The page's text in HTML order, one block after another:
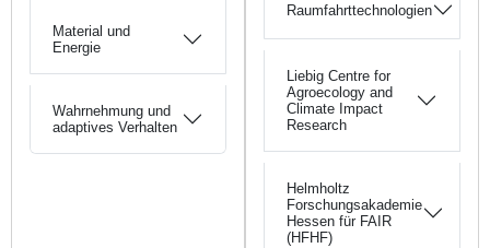
Material und
Energie
Wahrnehmung und
adaptives Verhalten
Raumfahrttechnologien
Liebig Centre for
Agroecology and
Climate Impact
Research
Helmholtz
Forschungsakademie
Hessen für FAIR
(HFHF)